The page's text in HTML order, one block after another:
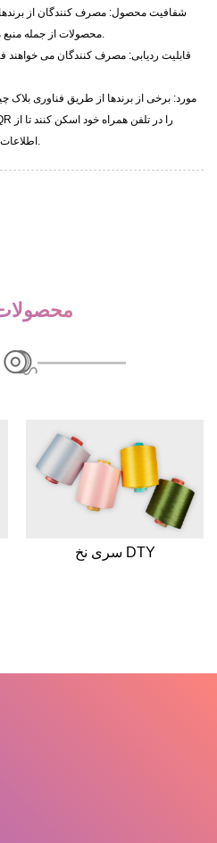
شفافیت محصول: مصرف کنندگان از
محصولات از جمله منبع مواد اولیه، فرآیند تولید و غیره ارائه دهند.
قابلیت ردیابی: مصرف کنندگان می خواهند
مورد: برخی از برندها از طریق فناوری بلاک
اطلاعات کامل چرخه عمر محصولات مطلع شوند.
سری نخ DTY